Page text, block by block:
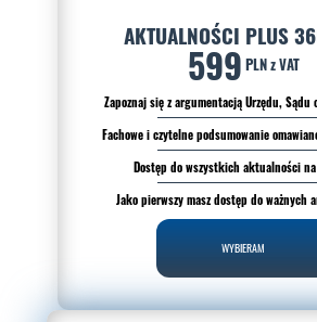
AKTUALNOŚCI PLUS
599 PLN z VAT
Zapoznaj się z argumentacją Urzędu, Sądu
Fachowe i czytelne podsumowanie
Dostęp do wszystkich aktualności
Jako pierwszy masz dostęp do ważnych
WYBIERAM